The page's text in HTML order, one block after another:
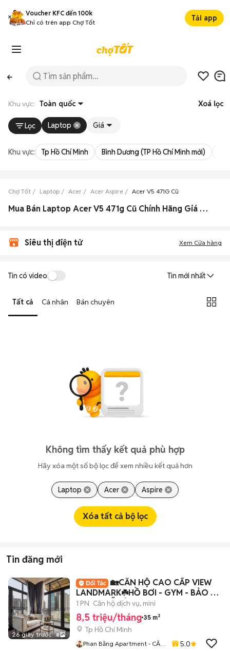
Voucher KFC đến 100k
Chỉ có trên app Chợ Tốt
Tải app
Khu vực: Toàn quốc Xoá lọc
Lọc Laptop Giá
Khu vực: Tp Hồ Chí Minh Bình Dương (TP Hồ Chí Minh mới)
Chợ Tốt Laptop Acer Acer Aspire Acer V5 471G Cũ
Mua Bán Laptop Acer V5 471g Cũ Chính Hãng Giá Rẻ Hàng Xịn
Siêu thị điện tử Xem Cửa hàng
Tin có video Tin mới nhất
Tất cả Cá nhân Bán chuyên
Không tìm thấy kết quả phù hợp
Hãy xóa một số bộ lọc để xem nhiều kết quả hơn
Laptop Acer Aspire
Xóa tất cả bộ lọc
Tin đăng mới
26 giây trước 8
🏡CĂN HỘ CAO CẤP VIEW
LANDMARK☘️HỒ BƠI - GYM - BẢO VỆ
24/24 - LỄ TÂN🏡
1 PN Căn hộ dịch vụ, mini
8,5 triệu/tháng 35 m²
Tp Hồ Chí Minh
Phan Bằng Apartment - CĂN
5.0